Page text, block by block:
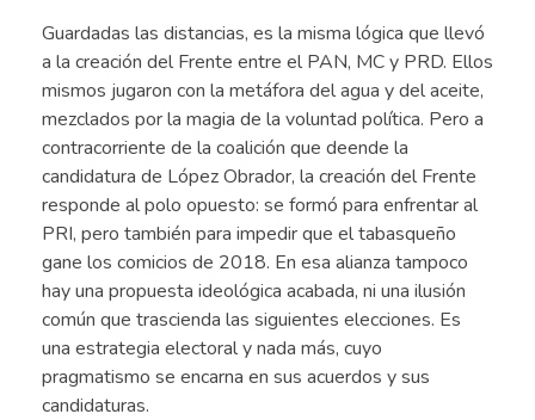
Guardadas las distancias, es la misma lógica que llevó
a la creación del Frente entre el PAN, MC y PRD. Ellos
mismos jugaron con la metáfora del agua y del aceite,
mezclados por la magia de la voluntad política. Pero a
contracorriente de la coalición que deende la
candidatura de López Obrador, la creación del Frente
responde al polo opuesto: se formó para enfrentar al
PRI, pero también para impedir que el tabasqueño
gane los comicios de 2018. En esa alianza tampoco
hay una propuesta ideológica acabada, ni una ilusión
común que trascienda las siguientes elecciones. Es
una estrategia electoral y nada más, cuyo
pragmatismo se encarna en sus acuerdos y sus
candidaturas.